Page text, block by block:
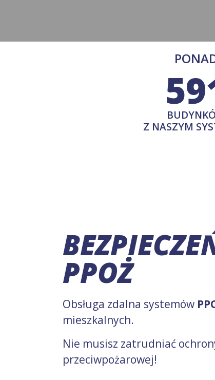
Z NASZYM
PPOŻ
Obsługa zdalna systemów
mieszkalnych.
Nie musisz zatrudniać
przeciwpożarowej!